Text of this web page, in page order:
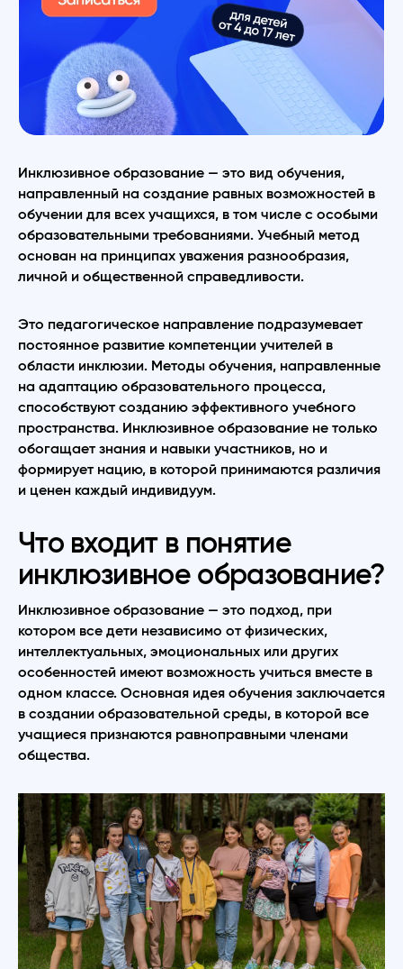
Инклюзивное образование — это вид обучения,
направленный на создание равных возможностей в
обучении для всех учащихся, в том числе с особыми
образовательными требованиями. Учебный метод
основан на принципах уважения разнообразия,
личной и общественной справедливости.
Это педагогическое направление подразумевает
постоянное развитие компетенции учителей в
области инклюзии. Методы обучения, направленные
на адаптацию образовательного процесса,
способствуют созданию эффективного учебного
пространства. Инклюзивное образование не только
обогащает знания и навыки участников, но и
формирует нацию, в которой принимаются различия
и ценен каждый индивидуум.
Что входит в понятие
инклюзивное образование?
Инклюзивное образование — это подход, при
котором все дети независимо от физических,
интеллектуальных, эмоциональных или других
особенностей имеют возможность учиться вместе в
одном классе. Основная идея обучения заключается
в создании образовательной среды, в которой все
учащиеся признаются равноправными членами
общества.